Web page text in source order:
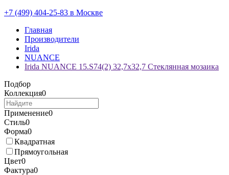
+7 (499) 404-25-83 в Москве
Главная
Производители
Irida
NUANCE
Irida NUANCE 15.S74(2) 32,7x32,7 Стеклянная мозаика
Подбор
Коллекция0
Применение0
Стиль0
Форма0
Квадратная
Прямоугольная
Цвет0
Фактура0